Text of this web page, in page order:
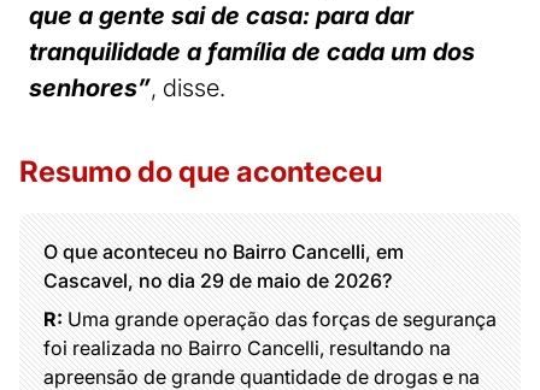
que a gente sai de casa: para dar
tranquilidade a família de cada um dos
senhores”, disse.
Resumo do que aconteceu
O que aconteceu no Bairro Cancelli, em
Cascavel, no dia 29 de maio de 2026?
R:Uma grande operação das forças de segurança
foi realizada no Bairro Cancelli, resultando na
apreensão de grande quantidade de drogas e na